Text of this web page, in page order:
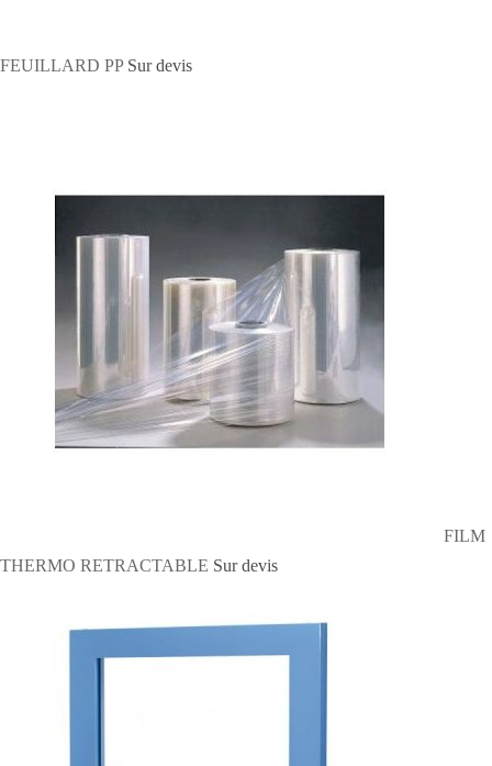
FEUILLARD PP Sur devis
FILM
THERMO RETRACTABLE Sur devis